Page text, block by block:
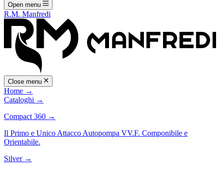
Open menu
R.M. Manfredi
Close menu
Home →
Cataloghi →
Compact 360 →
Il Primo e Unico Attacco Autopompa VV.F. Componibile e
Orientabile.
Silver →